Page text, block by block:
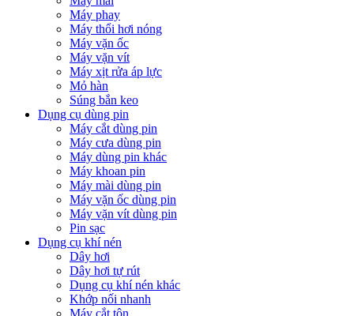
Máy phay
Máy thổi hơi nóng
Máy vặn ốc
Máy vặn vít
Máy xịt rửa áp lực
Mỏ hàn
Súng bắn keo
Dụng cụ dùng pin
Máy cắt dùng pin
Máy cưa dùng pin
Máy dùng pin khác
Máy khoan pin
Máy mài dùng pin
Máy vặn ốc dùng pin
Máy vặn vít dùng pin
Pin sạc
Dụng cụ khí nén
Dây hơi
Dây hơi tự rút
Dụng cụ khí nén khác
Khớp nối nhanh
Máy cắt tôn